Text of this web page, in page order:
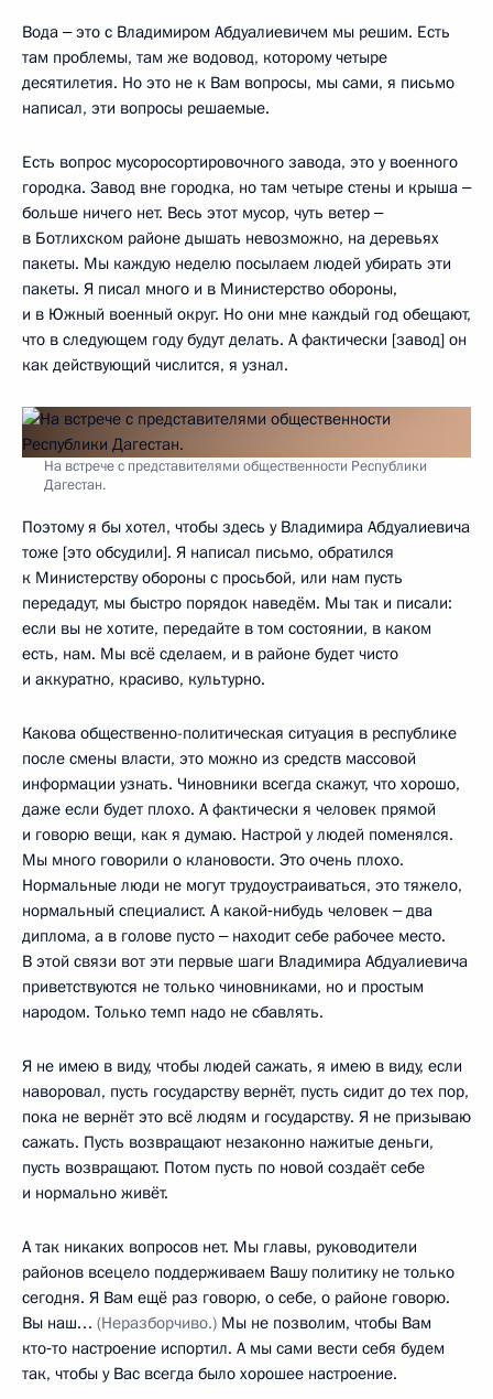
Вода ‒ это с Владимиром Абдуалиевичем мы решим. Есть
там проблемы, там же водовод, которому четыре
десятилетия. Но это не к Вам вопросы, мы сами, я письмо
написал, эти вопросы решаемые.
Есть вопрос мусоросортировочного завода, это у военного
городка. Завод вне городка, но там четыре стены и крыша ‒
больше ничего нет. Весь этот мусор, чуть ветер ‒
в Ботлихском районе дышать невозможно, на деревьях
пакеты. Мы каждую неделю посылаем людей убирать эти
пакеты. Я писал много и в Министерство обороны,
и в Южный военный округ. Но они мне каждый год обещают,
что в следующем году будут делать. А фактически [завод] он
как действующий числится, я узнал.
На встрече с представителями общественности Республики
Дагестан.
Поэтому я бы хотел, чтобы здесь у Владимира Абдуалиевича
тоже [это обсудили]. Я написал письмо, обратился
к Министерству обороны с просьбой, или нам пусть
передадут, мы быстро порядок наведём. Мы так и писали:
если вы не хотите, передайте в том состоянии, в каком
есть, нам. Мы всё сделаем, и в районе будет чисто
и аккуратно, красиво, культурно.
Какова общественно-политическая ситуация в республике
после смены власти, это можно из средств массовой
информации узнать. Чиновники всегда скажут, что хорошо,
даже если будет плохо. А фактически я человек прямой
и говорю вещи, как я думаю. Настрой у людей поменялся.
Мы много говорили о клановости. Это очень плохо.
Нормальные люди не могут трудоустраиваться, это тяжело,
нормальный специалист. А какой‑нибудь человек ‒ два
диплома, а в голове пусто ‒ находит себе рабочее место.
В этой связи вот эти первые шаги Владимира Абдуалиевича
приветствуются не только чиновниками, но и простым
народом. Только темп надо не сбавлять.
Я не имею в виду, чтобы людей сажать, я имею в виду, если
наворовал, пусть государству вернёт, пусть сидит до тех пор,
пока не вернёт это всё людям и государству. Я не призываю
сажать. Пусть возвращают незаконно нажитые деньги,
пусть возвращают. Потом пусть по новой создаёт себе
и нормально живёт.
А так никаких вопросов нет. Мы главы, руководители
районов всецело поддерживаем Вашу политику не только
сегодня. Я Вам ещё раз говорю, о себе, о районе говорю.
Вы наш… (Неразборчиво.) Мы не позволим, чтобы Вам
кто‑то настроение испортил. А мы сами вести себя будем
так, чтобы у Вас всегда было хорошее настроение.